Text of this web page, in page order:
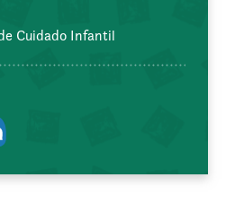
Cuidado Infantil